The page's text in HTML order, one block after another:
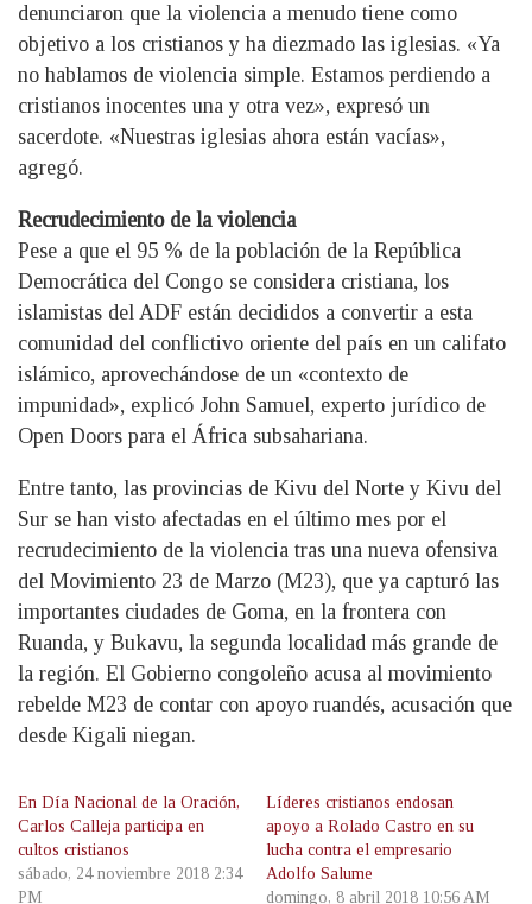
denunciaron que la violencia a menudo tiene como
objetivo a los cristianos y ha diezmado las iglesias. «Ya
no hablamos de violencia simple. Estamos perdiendo a
cristianos inocentes una y otra vez», expresó un
sacerdote. «Nuestras iglesias ahora están vacías»,
agregó.
Recrudecimiento de la violencia
Pese a que el 95 % de la población de la República
Democrática del Congo se considera cristiana, los
islamistas del ADF están decididos a convertir a esta
comunidad del conflictivo oriente del país en un califato
islámico, aprovechándose de un «contexto de
impunidad», explicó John Samuel, experto jurídico de
Open Doors para el África subsahariana.
Entre tanto, las provincias de Kivu del Norte y Kivu del
Sur se han visto afectadas en el último mes por el
recrudecimiento de la violencia tras una nueva ofensiva
del Movimiento 23 de Marzo (M23), que ya capturó las
importantes ciudades de Goma, en la frontera con
Ruanda, y Bukavu, la segunda localidad más grande de
la región. El Gobierno congoleño acusa al movimiento
rebelde M23 de contar con apoyo ruandés, acusación que
desde Kigali niegan.
En Día Nacional de la Oración,
Carlos Calleja participa en
cultos cristianos
sábado, 24 noviembre 2018 2:34
PM
Líderes cristianos endosan
apoyo a Rolado Castro en su
lucha contra el empresario
Adolfo Salume
domingo, 8 abril 2018 10:56 AM